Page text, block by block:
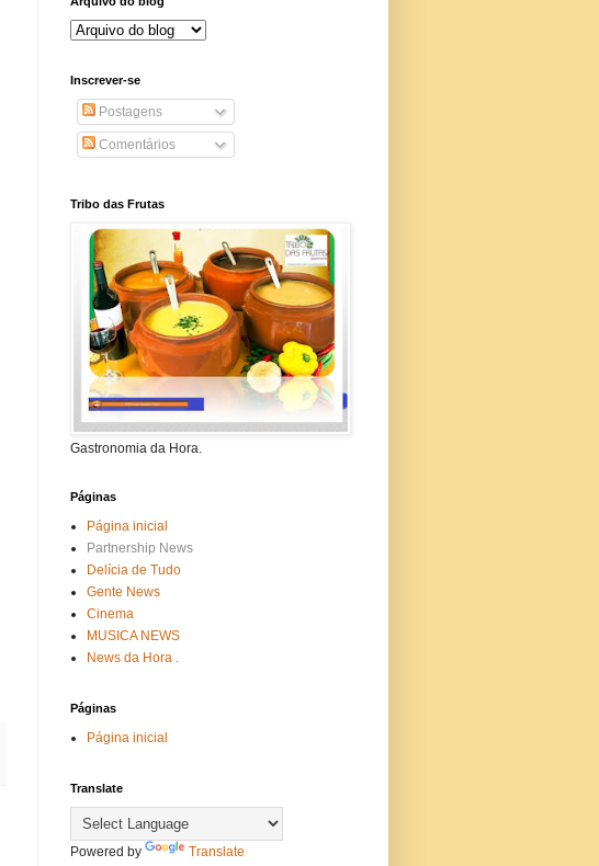
Inscrever-se
Postagens
Comentários
Tribo das Frutas
Gastronomia da Hora.
Páginas
Página inicial
Partnership News
Delícia de Tudo
Gente News
Cinema
MUSICA NEWS
News da Hora .
Páginas
Página inicial
Translate
Powered by Translate